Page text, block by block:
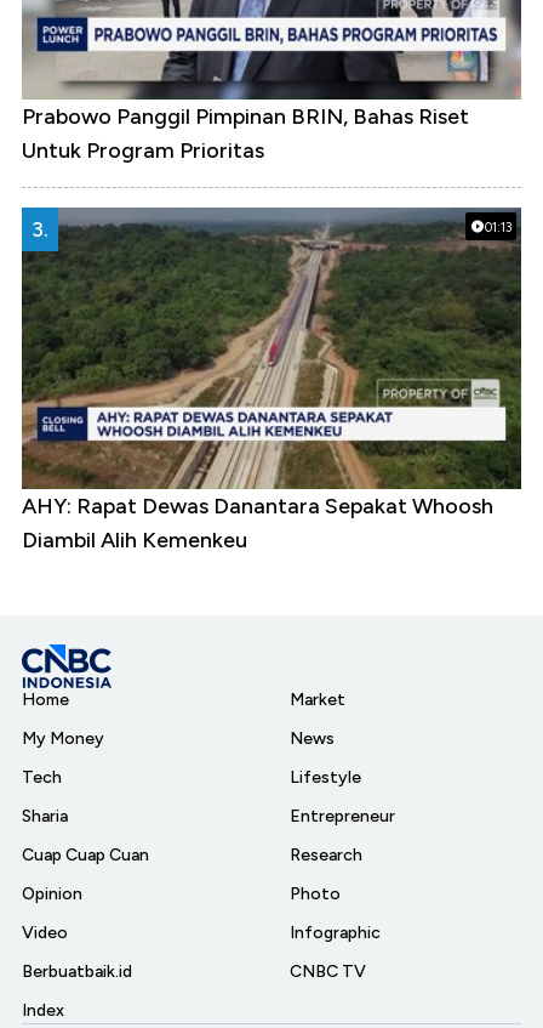
Prabowo Panggil Pimpinan BRIN, Bahas Riset
Untuk Program Prioritas
01:13
3.
AHY: Rapat Dewas Danantara Sepakat Whoosh
Diambil Alih Kemenkeu
Home
My Money
Tech
Sharia
Cuap Cuap Cuan
Opinion
Video
Berbuatbaik.id
Index
Market
News
Lifestyle
Entrepreneur
Research
Photo
Infographic
CNBC TV